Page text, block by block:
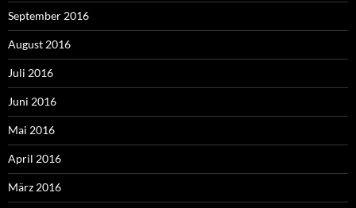
September 2016
August 2016
Juli 2016
Juni 2016
Mai 2016
April 2016
März 2016